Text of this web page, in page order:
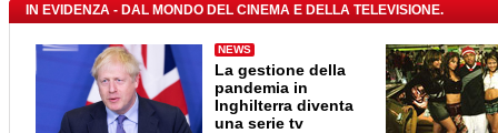
IN EVIDENZA - DAL MONDO DEL CINEMA E DELLA TELEVISIONE.
NEWS
La gestione della
pandemia in
Inghilterra diventa
una serie tv